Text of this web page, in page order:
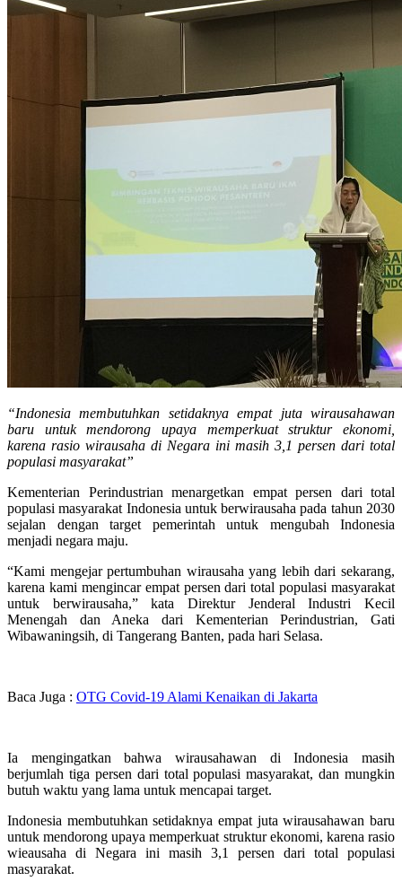
“Indonesia membutuhkan setidaknya empat juta wirausahawan
baru untuk mendorong upaya memperkuat struktur ekonomi,
karena rasio wirausaha di Negara ini masih 3,1 persen dari total
populasi masyarakat”
Kementerian Perindustrian menargetkan empat persen dari total
populasi masyarakat Indonesia untuk berwirausaha pada tahun 2030
sejalan dengan target pemerintah untuk mengubah Indonesia
menjadi negara maju.
“Kami mengejar pertumbuhan wirausaha yang lebih dari sekarang,
karena kami mengincar empat persen dari total populasi masyarakat
untuk berwirausaha,” kata Direktur Jenderal Industri Kecil
Menengah dan Aneka dari Kementerian Perindustrian, Gati
Wibawaningsih, di Tangerang Banten, pada hari Selasa.
Baca Juga : OTG Covid-19 Alami Kenaikan di Jakarta
Ia mengingatkan bahwa wirausahawan di Indonesia masih
berjumlah tiga persen dari total populasi masyarakat, dan mungkin
butuh waktu yang lama untuk mencapai target.
Indonesia membutuhkan setidaknya empat juta wirausahawan baru
untuk mendorong upaya memperkuat struktur ekonomi, karena rasio
wieausaha di Negara ini masih 3,1 persen dari total populasi
masyarakat.